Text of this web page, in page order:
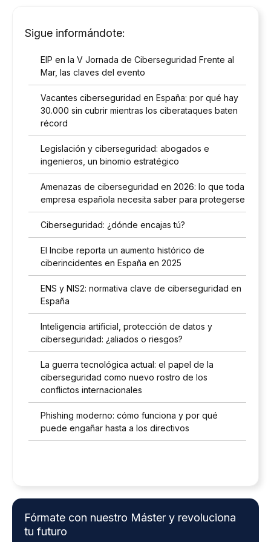
Sigue informándote:
EIP en la V Jornada de Ciberseguridad Frente al
Mar, las claves del evento
Vacantes ciberseguridad en España: por qué hay
30.000 sin cubrir mientras los ciberataques baten
récord
Legislación y ciberseguridad: abogados e
ingenieros, un binomio estratégico
Amenazas de ciberseguridad en 2026: lo que toda
empresa española necesita saber para protegerse
Ciberseguridad: ¿dónde encajas tú?
El Incibe reporta un aumento histórico de
ciberincidentes en España en 2025
ENS y NIS2: normativa clave de ciberseguridad en
España
Inteligencia artificial, protección de datos y
ciberseguridad: ¿aliados o riesgos?
La guerra tecnológica actual: el papel de la
ciberseguridad como nuevo rostro de los
conflictos internacionales
Phishing moderno: cómo funciona y por qué
puede engañar hasta a los directivos
Fórmate con nuestro Máster y revoluciona
tu futuro